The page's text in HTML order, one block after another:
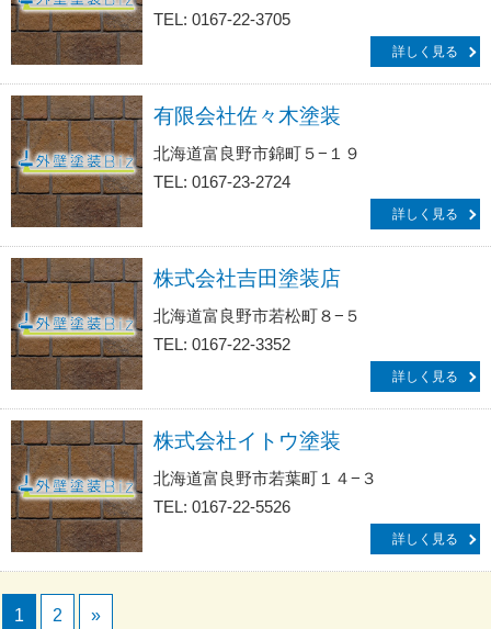
TEL: 0167-22-3705
詳しく見る
有限会社佐々木塗装
北海道富良野市錦町５−１９
TEL: 0167-23-2724
詳しく見る
株式会社吉田塗装店
北海道富良野市若松町８−５
TEL: 0167-22-3352
詳しく見る
株式会社イトウ塗装
北海道富良野市若葉町１４−３
TEL: 0167-22-5526
詳しく見る
1 2 »